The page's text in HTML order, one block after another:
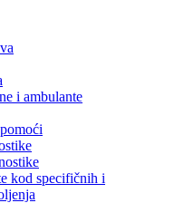
i ambulante
kod specifičnih i